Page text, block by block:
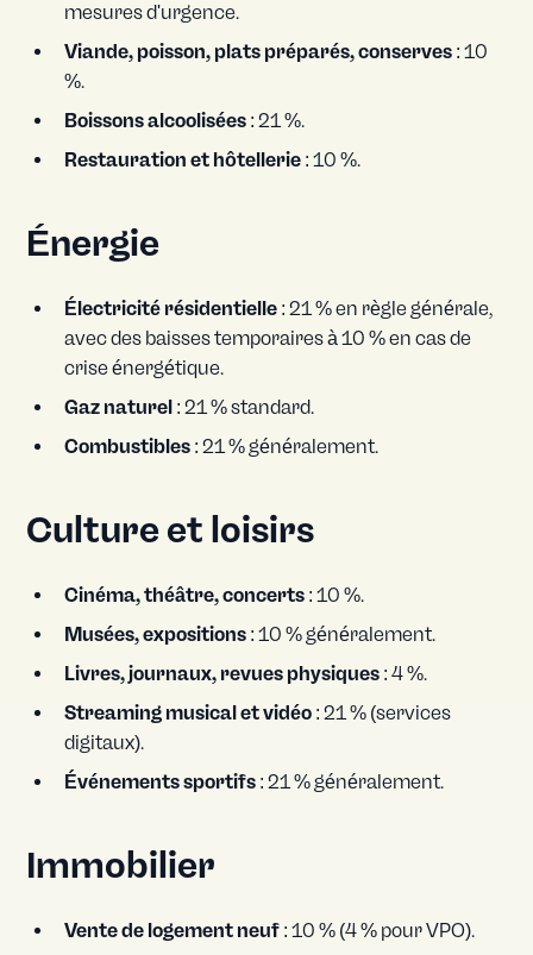
mesures d'urgence.
Viande, poisson, plats préparés, conserves : 10
%.
Boissons alcoolisées : 21 %.
Restauration et hôtellerie : 10 %.
Énergie
Électricité résidentielle : 21 % en règle générale,
avec des baisses temporaires à 10 % en cas de
crise énergétique.
Gaz naturel : 21 % standard.
Combustibles : 21 % généralement.
Culture et loisirs
Cinéma, théâtre, concerts : 10 %.
Musées, expositions : 10 % généralement.
Livres, journaux, revues physiques : 4 %.
Streaming musical et vidéo : 21 % (services
digitaux).
Événements sportifs : 21 % généralement.
Immobilier
Vente de logement neuf : 10 % (4 % pour VPO).